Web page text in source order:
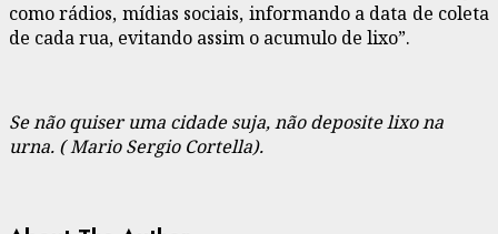
como rádios, mídias sociais, informando a data de coleta
de cada rua, evitando assim o acumulo de lixo”.
Se não quiser uma cidade suja, não deposite lixo na
urna. ( Mario Sergio Cortella).